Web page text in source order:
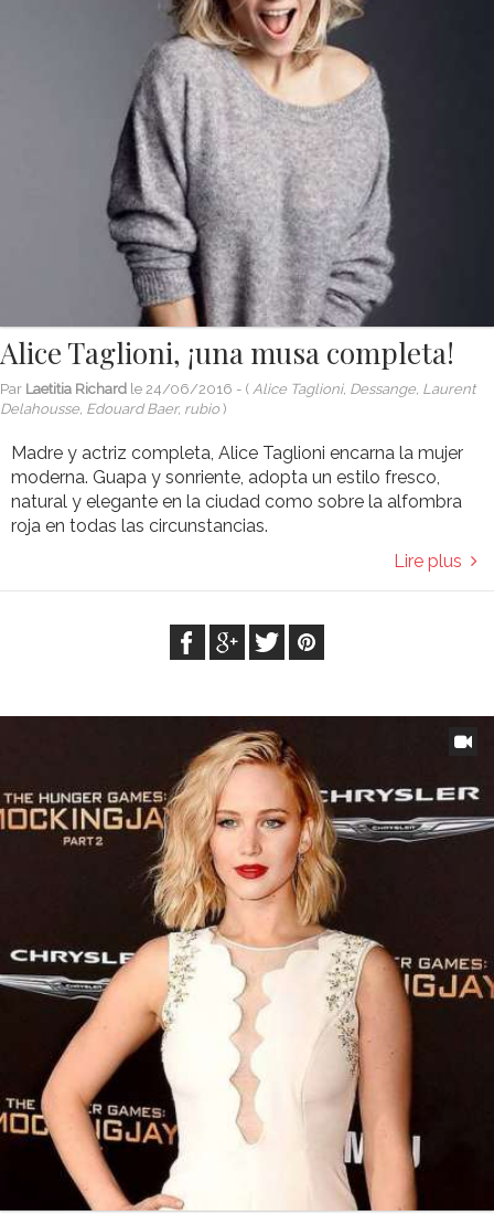
Alice Taglioni, ¡una musa completa!
Par Laetitia Richard le 24/06/2016 - ( Alice Taglioni, Dessange, Laurent
Delahousse, Edouard Baer, rubio )
Madre y actriz completa, Alice Taglioni encarna la mujer
moderna. Guapa y sonriente, adopta un estilo fresco,
natural y elegante en la ciudad como sobre la alfombra
roja en todas las circunstancias.
Lire plus